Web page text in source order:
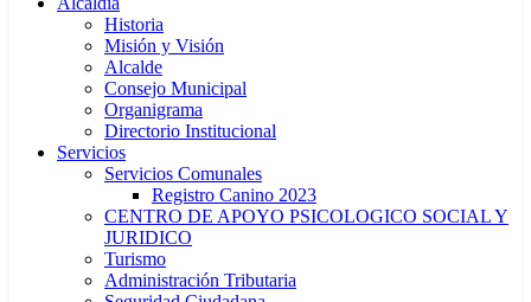
Historia
Misión y Visión
Alcalde
Consejo Municipal
Organigrama
Directorio Institucional
Servicios
Servicios Comunales
Registro Canino 2023
CENTRO DE APOYO PSICOLOGICO SOCIAL Y
JURIDICO
Turismo
Administración Tributaria